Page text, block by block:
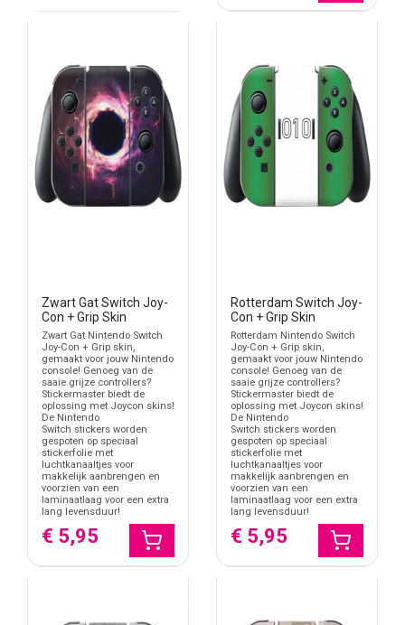
Zwart Gat Switch Joy-
Con + Grip Skin
Zwart Gat Nintendo Switch
Joy-Con + Grip skin,
gemaakt voor jouw Nintendo
console! Genoeg van de
saaie grijze controllers?
Stickermaster biedt de
oplossing met Joycon skins!
De Nintendo
Switch stickers worden
gespoten op speciaal
stickerfolie met
luchtkanaaltjes voor
makkelijk aanbrengen en
voorzien van een
laminaatlaag voor een extra
lang levensduur!
€ 5,95
Rotterdam Switch Joy-
Con + Grip Skin
Rotterdam Nintendo Switch
Joy-Con + Grip skin,
gemaakt voor jouw Nintendo
console! Genoeg van de
saaie grijze controllers?
Stickermaster biedt de
oplossing met Joycon skins!
De Nintendo
Switch stickers worden
gespoten op speciaal
stickerfolie met
luchtkanaaltjes voor
makkelijk aanbrengen en
voorzien van een
laminaatlaag voor een extra
lang levensduur!
€ 5,95